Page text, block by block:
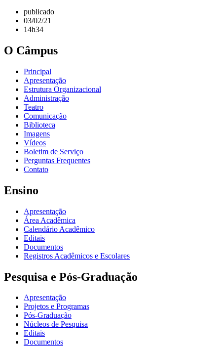
publicado
03/02/21
14h34
O Câmpus
Principal
Apresentação
Estrutura Organizacional
Administração
Teatro
Comunicação
Biblioteca
Imagens
Vídeos
Boletim de Serviço
Perguntas Frequentes
Contato
Ensino
Apresentação
Área Acadêmica
Calendário Acadêmico
Editais
Documentos
Registros Acadêmicos e Escolares
Pesquisa e Pós-Graduação
Apresentação
Projetos e Programas
Pós-Graduação
Núcleos de Pesquisa
Editais
Documentos